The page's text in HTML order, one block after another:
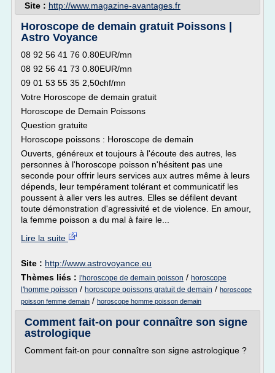
Site : http://www.magazine-avantages.fr
Horoscope de demain gratuit Poissons |
Astro Voyance
08 92 56 41 76 0.80EUR/mn
08 92 56 41 73 0.80EUR/mn
09 01 53 55 35 2,50chf/mn
Votre Horoscope de demain gratuit
Horoscope de Demain Poissons
Question gratuite
Horoscope poissons : Horoscope de demain
Ouverts, généreux et toujours à l'écoute des autres, les
personnes à l'horoscope poisson n'hésitent pas une
seconde pour offrir leurs services aux autres même à leurs
dépends, leur tempérament tolérant et communicatif les
poussent à aller vers les autres. Elles se défilent devant
toute démonstration d'agressivité et de violence. En amour,
la femme poisson a du mal à faire le...
Lire la suite
Site : http://www.astrovoyance.eu
Thèmes liés : l'horoscope de demain poisson / horoscope
l'homme poisson / horoscope poissons gratuit de demain / horoscope
poisson femme demain / horoscope homme poisson demain
Comment fait-on pour connaître son signe
astrologique
Comment fait-on pour connaître son signe astrologique ?